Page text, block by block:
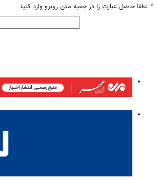
* لطفا حاصل عبارت را در جعبه متن روبرو وارد کنید